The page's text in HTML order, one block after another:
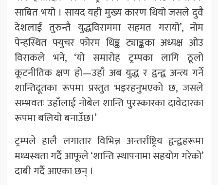
साबित भयो । सायद यही मुख्य कारण थियो जसले दुवै
देशलाई तुरुन्तै युद्धविराममा सहमत गरायो’, नोम
पेन्हस्थित फ्युचर फोरम थिङ्क ट्याङ्कका अध्यक्ष ओउ
विराकले भने, ‘यो समारोह ट्रम्पका लागि ठूलो
कूटनीतिक क्षण हो—उहाँ अब युद्ध र द्वन्द्व अन्त्य गर्ने
शान्तिदूतका रूपमा प्रस्तुत भइरहनुभएको छ, जसले
सम्भवतः उहाँलाई नोबेल शान्ति पुरस्कारका दावेदारका
रूपमा बलियो बनाउँछ।’
ट्रम्पले हालै लगातार विभिन्न अन्तर्राष्ट्रिय द्वन्द्वहरूमा
मध्यस्थता गर्दै आफूले ‘शान्ति स्थापनामा सहयोग गरेको’
दाबी गर्दै आएका छन् ।